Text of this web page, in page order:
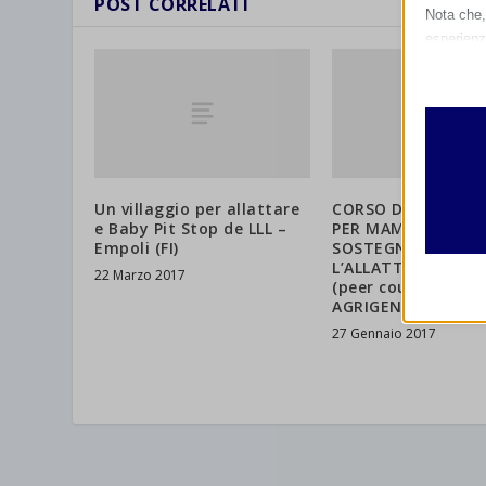
Un villaggio per allattare
e Baby Pit Stop de LLL –
Empoli (FI)
22 Marzo 2017
CORSO DI
PER MAMME DI
SOSTEGNO© PER
L’ALLATTAMENTO
(peer counsellor) –
AGRIGENTO
27 Gennaio 2017
Nota
I
Altri